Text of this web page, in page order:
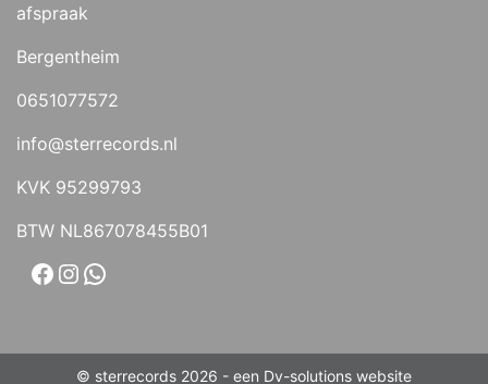
afspraak
Bergentheim
0651077572
info@sterrecords.nl
KVK 95299793
BTW NL867078455B01
Facebook
Instagram
WhatsApp
© sterrecords 2026 - een Dv-solutions website